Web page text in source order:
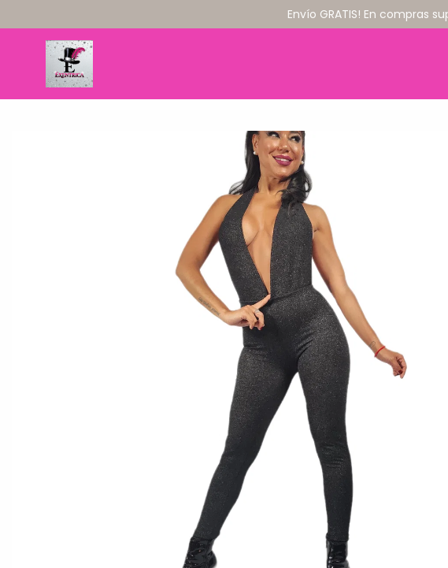
Envío GRATIS! En compras